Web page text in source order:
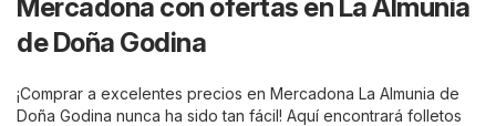
Mercadona con ofertas en La Almunia
de Doña Godina
¡Comprar a excelentes precios en Mercadona La Almunia de
Doña Godina nunca ha sido tan fácil! Aquí encontrará folletos